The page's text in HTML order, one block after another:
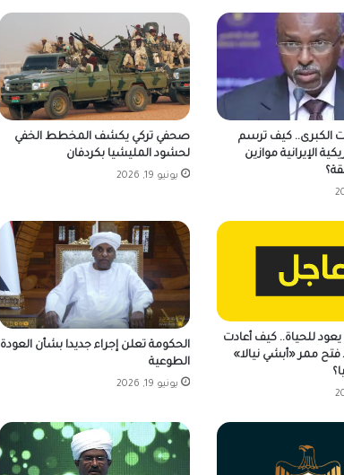
الكبرى.. كيف ترسم
الإيرانية موازين
صحفي تركي يكشف المخطط الخفي
لحشود المليشيا بكردفان
يونيو 19, 2026
للحياة.. كيف أعادت
ممر «أبشي نيالا»
الحكومة تعلن إجراء جديدا بشأن العودة
الطوعية
يونيو 19, 2026